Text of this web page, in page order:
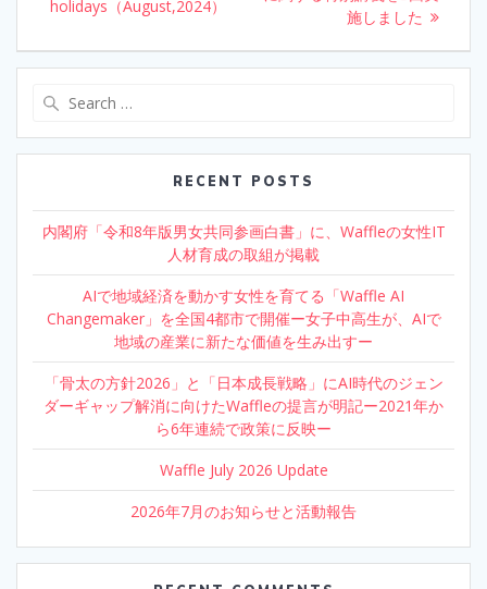
holidays（August,2024）
施しました
RECENT POSTS
内閣府「令和8年版男女共同参画白書」に、Waffleの女性IT
人材育成の取組が掲載
AIで地域経済を動かす女性を育てる「Waffle AI
Changemaker」を全国4都市で開催ー女子中高生が、AIで
地域の産業に新たな価値を生み出すー
「骨太の方針2026」と「日本成長戦略」にAI時代のジェン
ダーギャップ解消に向けたWaffleの提言が明記ー2021年か
ら6年連続で政策に反映ー
Waffle July 2026 Update
2026年7月のお知らせと活動報告